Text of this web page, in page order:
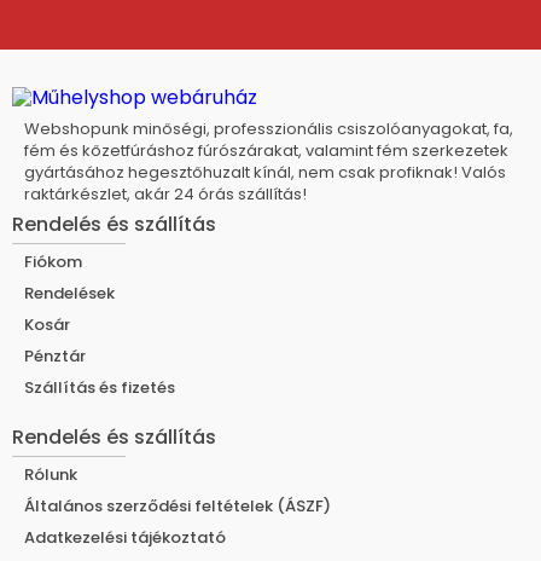
Webshopunk minőségi, professzionális csiszolóanyagokat, fa,
fém és kőzetfúráshoz fúrószárakat, valamint fém szerkezetek
gyártásához hegesztőhuzalt kínál, nem csak profiknak! Valós
raktárkészlet, akár 24 órás szállítás!
Rendelés és szállítás
Fiókom
Rendelések
Kosár
Pénztár
Szállítás és fizetés
Rendelés és szállítás
Rólunk
Általános szerződési feltételek (ÁSZF)
Adatkezelési tájékoztató